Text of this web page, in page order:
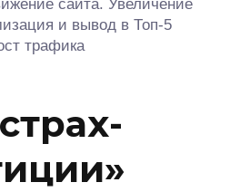
сайта. Увеличение
и вывод в Топ-5
трафика